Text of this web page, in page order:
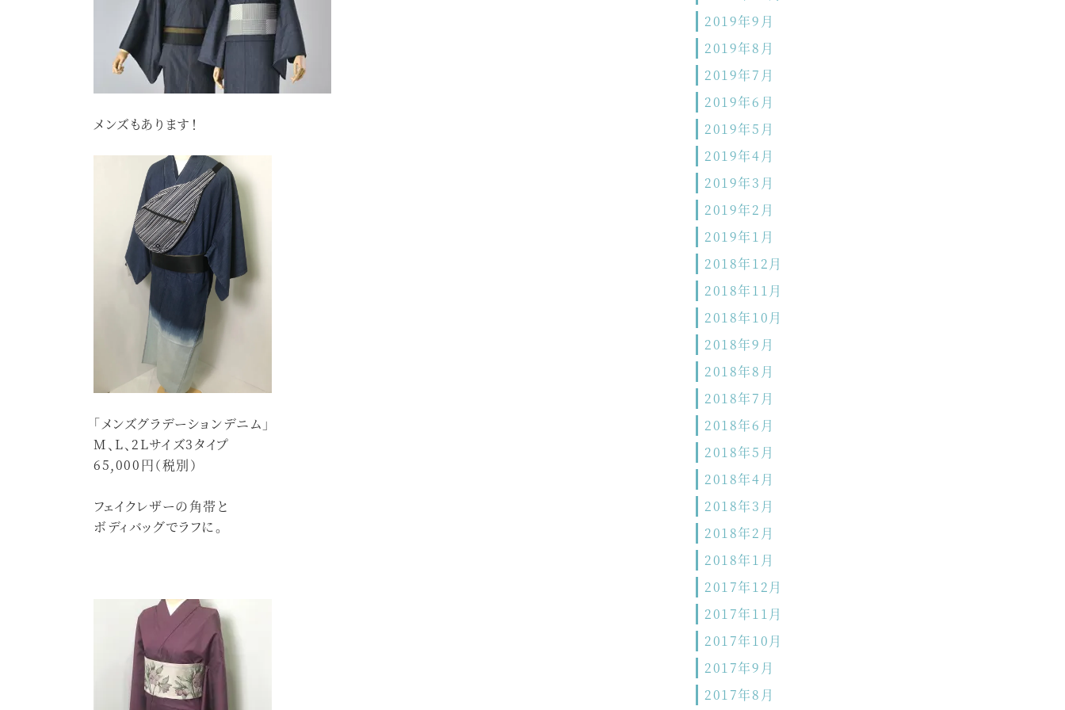
メンズもあります！
「メンズグラデーションデニム」
M、L、2Lサイズ3タイプ
65,000円（税別）
フェイクレザーの角帯と
ボディバッグでラフに。
2019年9月
2019年8月
2019年7月
2019年6月
2019年5月
2019年4月
2019年3月
2019年2月
2019年1月
2018年12月
2018年11月
2018年10月
2018年9月
2018年8月
2018年7月
2018年6月
2018年5月
2018年4月
2018年3月
2018年2月
2018年1月
2017年12月
2017年11月
2017年10月
2017年9月
2017年8月